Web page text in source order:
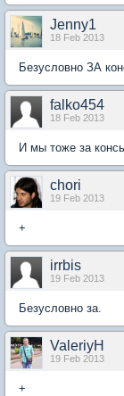
Jenny1
18 Feb 2013
Безусловно ЗА
falko454
18 Feb 2013
И мы тоже за
chori
19 Feb 2013
+
irrbis
19 Feb 2013
Безусловно за.
ValeriyH
19 Feb 2013
+